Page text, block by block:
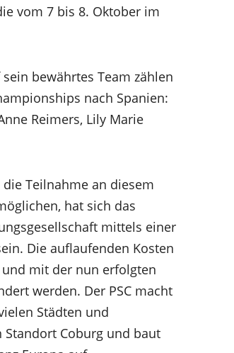
vom 7 bis 8. Oktober im
bewährtes Team zählen
nach Spanien:
Reimers, Lily Marie
Teilnahme an diesem
hat sich das
mittels einer
Die auflaufenden Kosten
und mit der nun erfolgten
werden. Der PSC macht
Städten und
Coburg und baut